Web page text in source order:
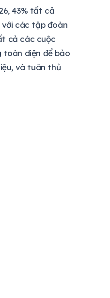
43% tất cả
với các tập đoàn
cả các cuộc
toàn diện để bảo
và tuân thủ